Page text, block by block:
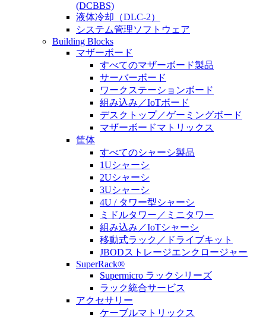
(DCBBS)
液体冷却（DLC-2）
システム管理ソフトウェア
Building Blocks
マザーボード
すべてのマザーボード製品
サーバーボード
ワークステーションボード
組み込み／IoTボード
デスクトップ／ゲーミングボード
マザーボードマトリックス
筐体
すべてのシャーシ製品
1Uシャーシ
2Uシャーシ
3Uシャーシ
4U / タワー型シャーシ
ミドルタワー／ミニタワー
組み込み／IoTシャーシ
移動式ラック／ドライブキット
JBODストレージエンクロージャー
SuperRack®
Supermicro ラックシリーズ
ラック統合サービス
アクセサリー
ケーブルマトリックス